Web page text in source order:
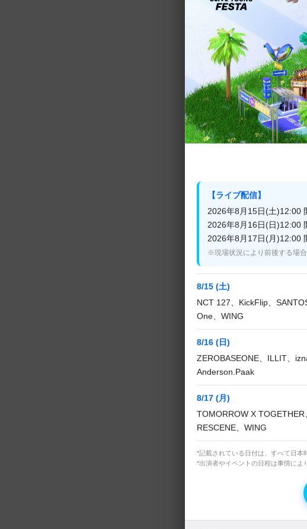
全世界から選抜された
ボーカル・ラップ・ダ
多彩な魅力でファンを
さらに、ダンスマスター
シグナルソング「Here I
これを見れば「BOYS
【ライブ配信】
2026年8月15日(土)12:00
2026年8月16日(日)12:00
2026年8月17日(月)12:00
※現場状況により前後する場合
8/15 (土)
NCT 127、KickFlip、
One、WING
8/16 (日)
ZEROBASEONE、ILLIT、
Anderson.Paak
8/17 (月)
TOMORROW X TOGETHER
RESCENE、WING
*記載されている日付は、すべて日本
*出演者やイベントの日程は事情によ